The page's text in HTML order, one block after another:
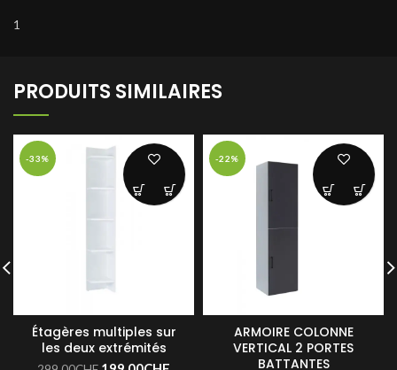
1
PRODUITS SIMILAIRES
-33%
Étagères multiples sur
les deux extrémités
-22%
ARMOIRE COLONNE
VERTICAL 2 PORTES
BATTANTES